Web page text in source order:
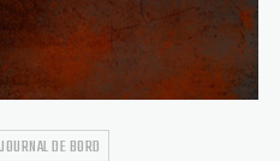
JOURNAL DE BORD